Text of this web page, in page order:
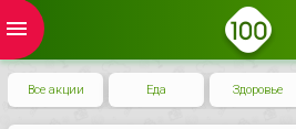
menu
Все акции Еда Здоровье